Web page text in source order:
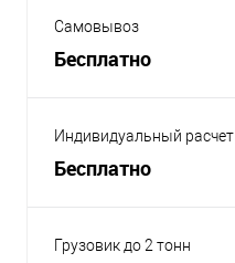
Самовывоз
Бесплатно
Индивидуальный расчет
Бесплатно
Грузовик до 2 тонн